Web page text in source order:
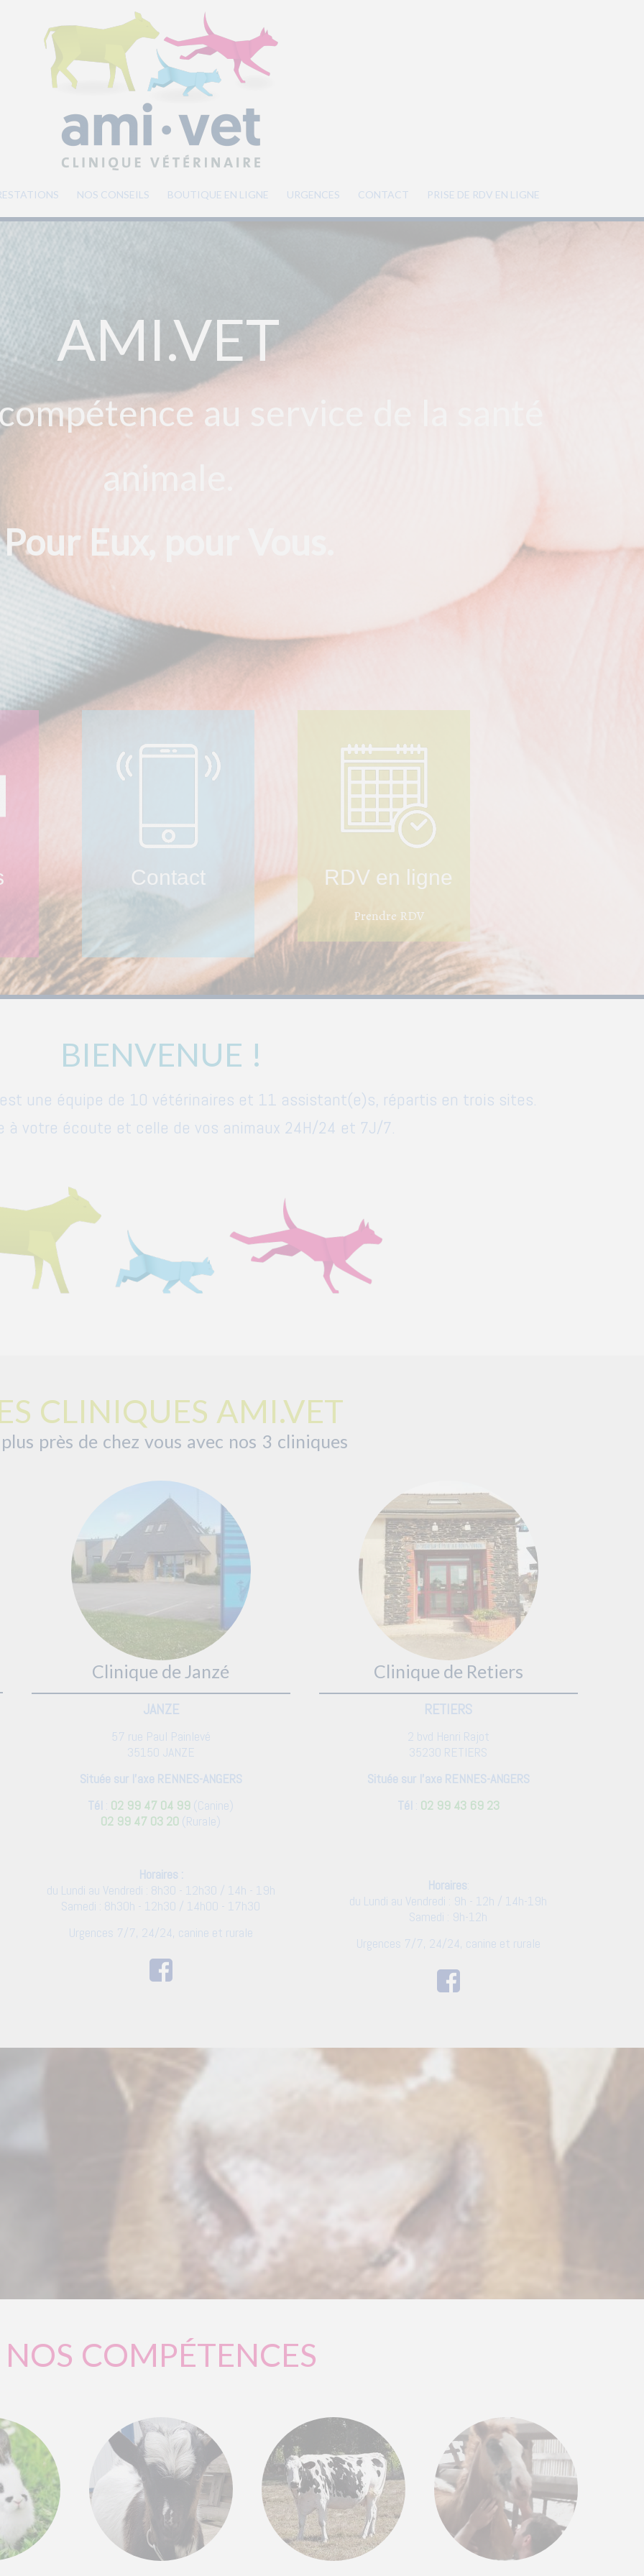
NOS CONSEILS BOUTIQUE EN LIGNE URGENCES CONTACT PRISE DE RDV EN LIGNE
AMI.VET
au service de la santé
animale.
Pour Eux, pour Vous.
Contact RDV en ligne
Prendre RDV
BIENVENUE !
est une équipe de 10 vétérinaires et 11 assistant(e)s, répartis en trois sites.
à votre écoute et celle de vos animaux 24H/24 et 7J/7.
CLINIQUES AMI.VET
près de chez vous avec nos 3 cliniques
Clinique de Janzé
JANZE
57 rue Paul Painlevé
35150 JANZE
Située sur l'axe RENNES-ANGERS
Tél : 02 99 47 04 99 (Canine)
02 99 47 03 20 (Rurale)
Horaires :
du Lundi au Vendredi : 8h30 - 12h30 / 14h - 19h
Samedi : 8h30h - 12h30 / 14h00 - 17h30
Urgences 7/7, 24/24, canine et rurale
Clinique de Retiers
RETIERS
2 bvd Henri Rajot
35230 RETIERS
Située sur l'axe RENNES-ANGERS
Tél : 02 99 43 69 23
Horaires:
du Lundi au Vendredi : 9h - 12h / 14h-19h
Samedi : 9h-12h
Urgences 7/7, 24/24, canine et rurale
NOS COMPÉTENCES